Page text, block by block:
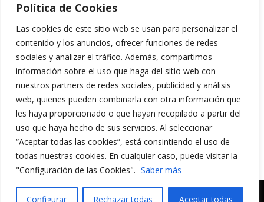
Política de Cookies
Las cookies de este sitio web se usan para personalizar el
contenido y los anuncios, ofrecer funciones de redes
sociales y analizar el tráfico. Además, compartimos
información sobre el uso que haga del sitio web con
nuestros partners de redes sociales, publicidad y análisis
web, quienes pueden combinarla con otra información que
les haya proporcionado o que hayan recopilado a partir del
uso que haya hecho de sus servicios. Al seleccionar
“Aceptar todas las cookies”, está consintiendo el uso de
todas nuestras cookies. En cualquier caso, puede visitar la
"Configuración de las Cookies". Saber más
Configurar Rechazar todas Aceptar todas
Aviso Legal y Política de Privacidad
Política de Cookies
MERAKI CULTURA AUDIOVISUAL. Todos los